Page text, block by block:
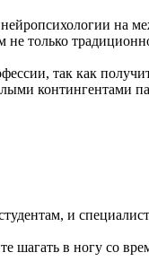
на
только
так как
контингентами
и
шагать в ногу со